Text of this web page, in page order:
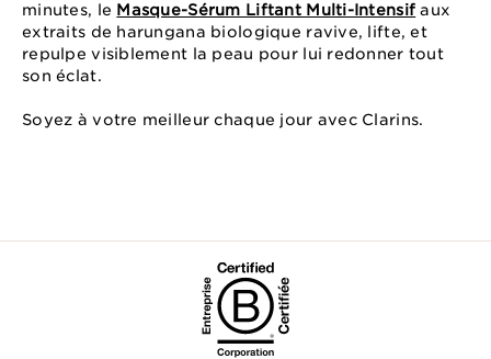
minutes, le Masque-Sérum Liftant Multi-Intensif aux
extraits de harungana biologique ravive, lifte, et
repulpe visiblement la peau pour lui redonner tout
son éclat.
Soyez à votre meilleur chaque jour avec Clarins.